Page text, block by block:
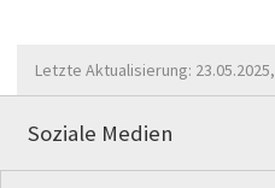
Letzte Aktualisierung: 23.05.2025,
Soziale Medien